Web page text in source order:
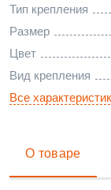
Тип крепления
Размер
Цвет
Вид крепления
Все
О товаре